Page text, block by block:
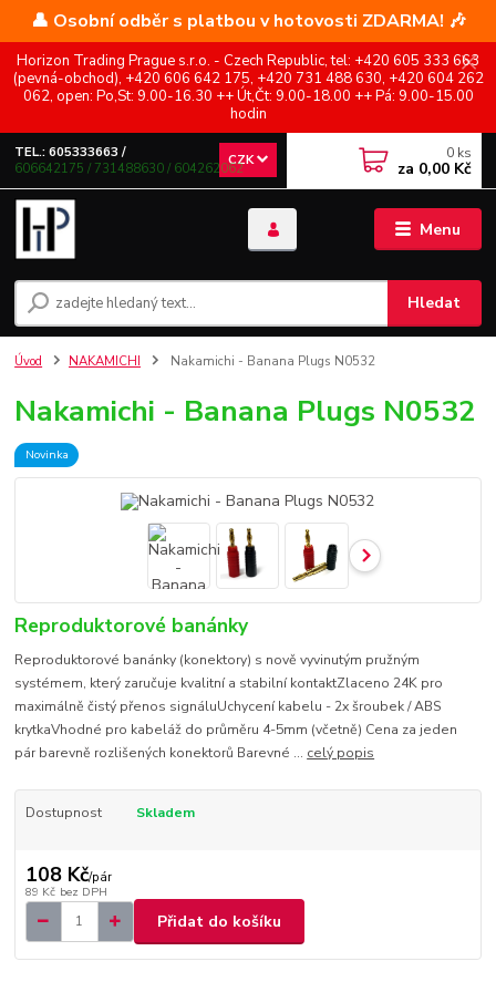
👤 Osobní odběr s platbou v hotovosti ZDARMA! 🎶
Horizon Trading Prague s.r.o. - Czech Republic, tel: +420 605 333 663
(pevná-obchod), +420 606 642 175, +420 731 488 630, +420 604 262
062, open: Po,St: 9.00-16.30 ++ Út,Čt: 9.00-18.00 ++ Pá: 9.00-15.00
hodin
Menu
CZK
Hledat
TEL.: 605333663 /
606642175 / 731488630 / 604262062
0 ks
za 0,00 Kč
Úvod NAKAMICHI Nakamichi - Banana Plugs N0532
Nakamichi - Banana Plugs N0532
Novinka
Reproduktorové banánky
Reproduktorové banánky (konektory) s nově vyvinutým pružným
systémem, který zaručuje kvalitní a stabilní kontaktZlaceno 24K pro
maximálně čistý přenos signáluUchycení kabelu - 2x šroubek / ABS
krytkaVhodné pro kabeláž do průměru 4-5mm (včetně) Cena za jeden
pár barevně rozlišených konektorů Barevné ... celý popis
Dostupnost Skladem
108 Kč/pár
89 Kč bez DPH
Přidat do košíku